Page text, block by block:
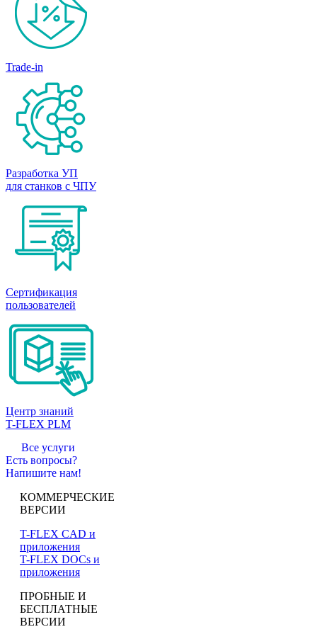
Trade-in
Разработка УП
для станков с ЧПУ
Сертификация
пользователей
Центр знаний
T-FLEX PLM
Все услуги
Есть вопросы?
Напишите нам!
КОММЕРЧЕСКИЕ
ВЕРСИИ
T-FLEX CAD и
приложения
T-FLEX DOCs и
приложения
ПРОБНЫЕ И
БЕСПЛАТНЫЕ
ВЕРСИИ